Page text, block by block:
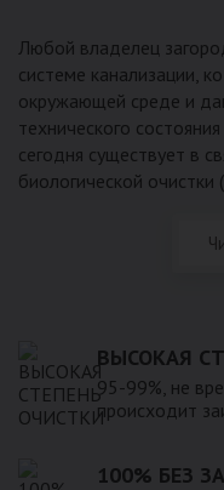
Любой владелец
системе канализации,
окружающей среде и
технического
сегодня существует в
биологической очистки
ВЫСОКАЯ
95-99%, не
происходит
100% БЕЗ